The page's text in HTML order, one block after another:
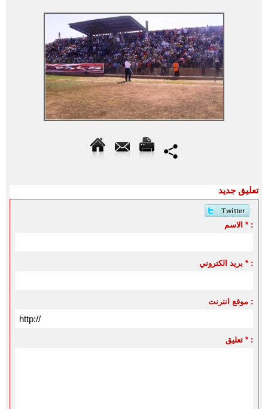
تعليق جديد
الاسم * :
بريد الكتروني * :
موقع انترنت :
تعليق * :